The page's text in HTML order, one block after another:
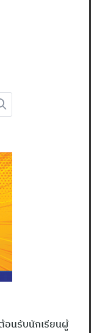
อนรับนักเรียนผู้